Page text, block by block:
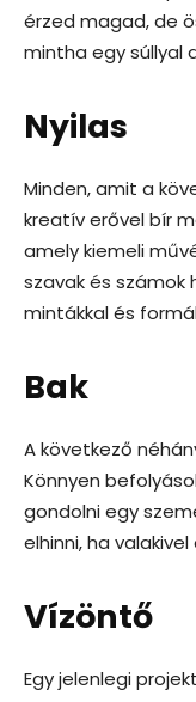
érzed magad, de
mintha egy súllyal
Nyilas
Minden, amit a
kreatív erővel bír
amely kiemeli
szavak és számok
mintákkal és
Bak
A következő
Könnyen
gondolni egy
elhinni, ha
Vízöntő
Egy jelenlegi